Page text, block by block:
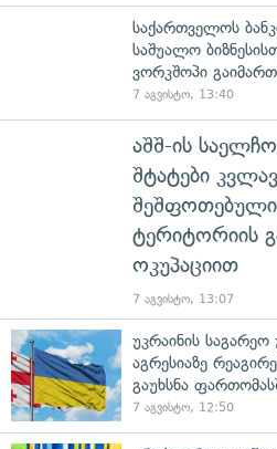
საქართველოს
საშუალო
ვორკშოპი
7 აგვისტო, 13:40
აშშ-ის
შტატები
ტერიტორიის
ოკუპაციით
7 აგვისტო, 13:07
უკრაინის
აგრესიაზე
გაუხსნა
7 აგვისტო, 12:50